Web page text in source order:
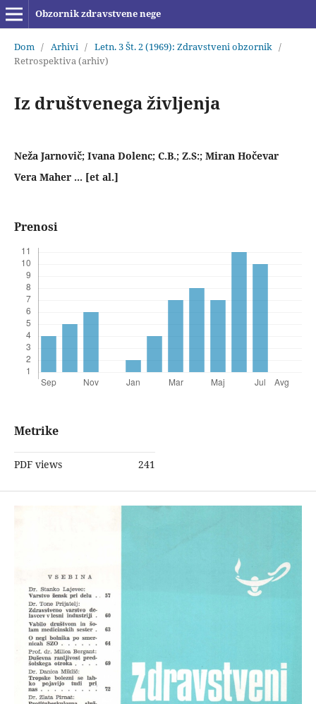
Obzornik zdravstvene nege
Dom / Arhivi / Letn. 3 Št. 2 (1969): Zdravstveni obzornik /
Retrospektiva (arhiv)
Iz društvenega življenja
Neža Jarnovič; Ivana Dolenc; C.B.; Z.S:; Miran Hočevar
Vera Maher ... [et al.]
Prenosi
Metrike
PDF views 241